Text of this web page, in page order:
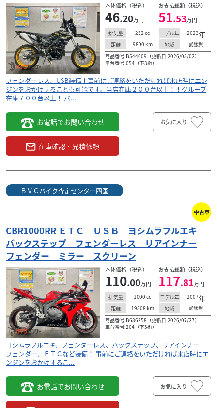
検索条件でおすすめの車両
カワサキ ＢＶＣバイク査定センター四国
132.00
２０２２年式ワンオーナー！ドラレコ、スライダー、
大型スクリーン装備！ 事前にご連絡をいただければ来
店時にエンジンをおかけすることも可能です。当店在
庫...
本体価格（税込）
46.20万円
お支払総額（税込）
51.53万円
排気量 232 cc モデル年 2023年
距離 9800 km 地域
愛媛県
商品番号:B544609（更新日:2026/08/02）
車台番号:054（下3桁）
フェンダーレス、USB装備！事前にご連絡をいただければ来店時にエン
ジンをおかけすることも可能です。当店在庫２００台以上！！グループ
在庫７００台以上！ バ...
お電話でお問い合わせ
在庫確認・見積依頼
お気に入り
ＢＶＣバイク査定センター四国
中古車
CBR1000RR ＥＴＣ ＵＳＢ ヨシムラフルエキ
バックステップ フェンダーレス リアインナー
フェンダー ミラー スクリーン
本体価格（税込）
110.00万円
お支払総額（税込）
117.81万円
排気量 1000 cc モデル年 2007年
距離 19808 km 地域
愛媛県
商品番号:B686258（更新日:2026/07/27）
車台番号:204（下3桁）
ヨシムラフルエキ、フェンダーレス、バックステップ、リアインナー
フェンダー、ＥＴＣなど装備！ 事前にご連絡をいただければ来店時にエ
ンジンをおかけするこ...
お電話でお問い合わせ お気に入り